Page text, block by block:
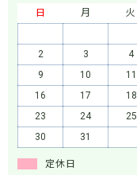
日
月 火
2
3 4
9
10 11
16
17 18
23
24 25
30
31
定休日